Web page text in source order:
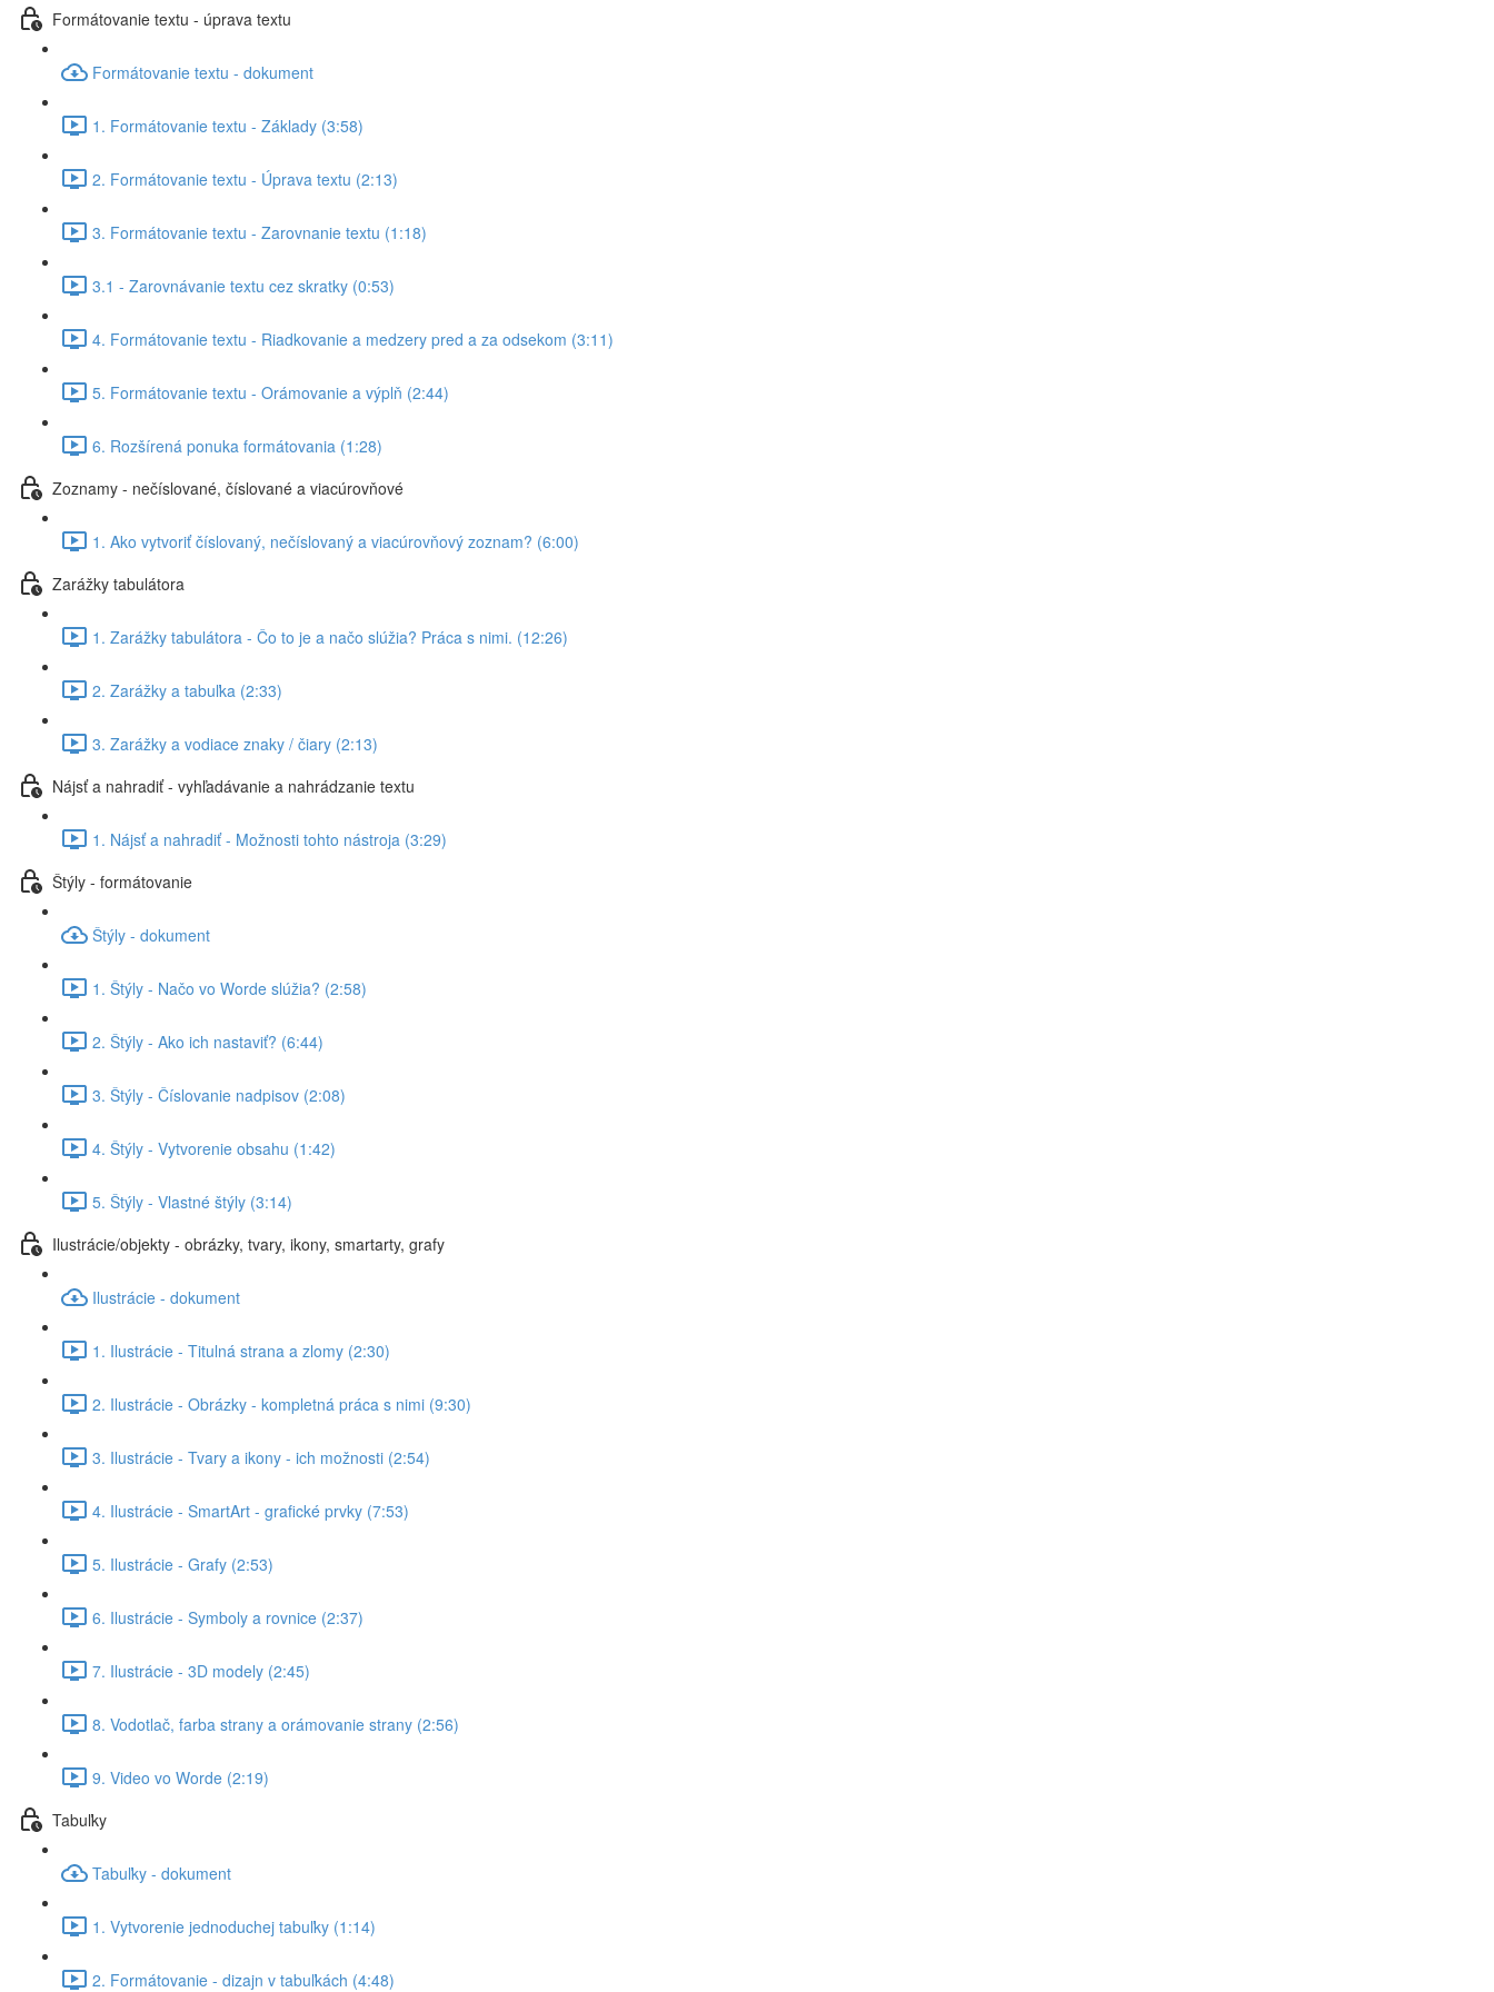
Formátovanie textu - úprava textu
Formátovanie textu - dokument
1. Formátovanie textu - Základy (3:58)
2. Formátovanie textu - Úprava textu (2:13)
3. Formátovanie textu - Zarovnanie textu (1:18)
3.1 - Zarovnávanie textu cez skratky (0:53)
4. Formátovanie textu - Riadkovanie a medzery pred a za odsekom (3:11)
5. Formátovanie textu - Orámovanie a výplň (2:44)
6. Rozšírená ponuka formátovania (1:28)
Zoznamy - nečíslované, číslované a viacúrovňové
1. Ako vytvoriť číslovaný, nečíslovaný a viacúrovňový zoznam? (6:00)
Zarážky tabulátora
1. Zarážky tabulátora - Čo to je a načo slúžia? Práca s nimi. (12:26)
2. Zarážky a tabuľka (2:33)
3. Zarážky a vodiace znaky / čiary (2:13)
Nájsť a nahradiť - vyhľadávanie a nahrádzanie textu
1. Nájsť a nahradiť - Možnosti tohto nástroja (3:29)
Štýly - formátovanie
Štýly - dokument
1. Štýly - Načo vo Worde slúžia? (2:58)
2. Štýly - Ako ich nastaviť? (6:44)
3. Štýly - Číslovanie nadpisov (2:08)
4. Štýly - Vytvorenie obsahu (1:42)
5. Štýly - Vlastné štýly (3:14)
Ilustrácie/objekty - obrázky, tvary, ikony, smartarty, grafy
Ilustrácie - dokument
1. Ilustrácie - Titulná strana a zlomy (2:30)
2. Ilustrácie - Obrázky - kompletná práca s nimi (9:30)
3. Ilustrácie - Tvary a ikony - ich možnosti (2:54)
4. Ilustrácie - SmartArt - grafické prvky (7:53)
5. Ilustrácie - Grafy (2:53)
6. Ilustrácie - Symboly a rovnice (2:37)
7. Ilustrácie - 3D modely (2:45)
8. Vodotlač, farba strany a orámovanie strany (2:56)
9. Video vo Worde (2:19)
Tabuľky
Tabuľky - dokument
1. Vytvorenie jednoduchej tabuľky (1:14)
2. Formátovanie - dizajn v tabuľkách (4:48)